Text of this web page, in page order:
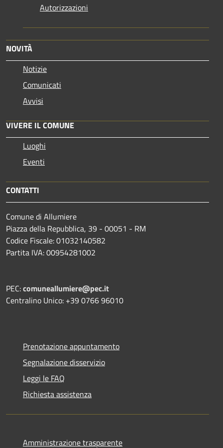
Autorizzazioni
NOVITÀ
Notizie
Comunicati
Avvisi
VIVERE IL COMUNE
Luoghi
Eventi
CONTATTI
Comune di Allumiere
Piazza della Repubblica, 39 - 00051 - RM
Codice Fiscale: 01032140582
Partita IVA: 00954281002
PEC:comuneallumiere@pec.it
Centralino Unico: +39 0766 96010
Prenotazione appuntamento
Segnalazione disservizio
Leggi le FAQ
Richiesta assistenza
Amministrazione trasparente